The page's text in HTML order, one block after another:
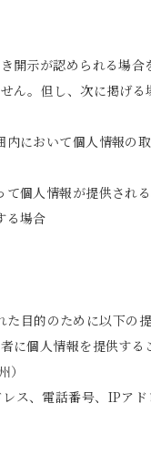
開示が認められる場
ん。但し、次に掲げ
内において個人情報の
て個人情報が提供され
る場合
目的のために以下の
個人情報を提供する
ス、電話番号、IPア